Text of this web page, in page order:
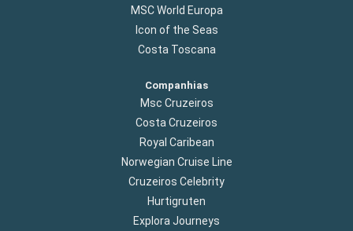
MSC World Europa
Icon of the Seas
Costa Toscana
Companhias
Msc Cruzeiros
Costa Cruzeiros
Royal Caribean
Norwegian Cruise Line
Cruzeiros Celebrity
Hurtigruten
Explora Journeys